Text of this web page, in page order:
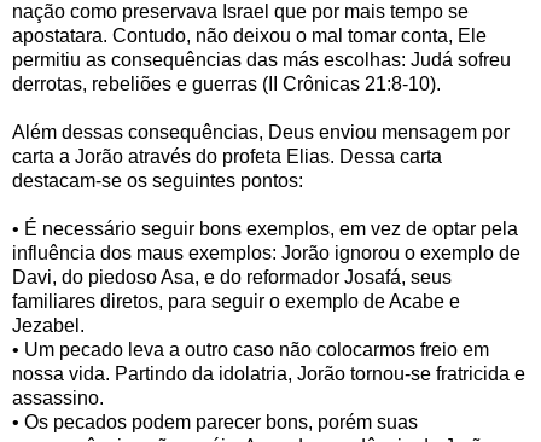
nação como preservava Israel que por mais tempo se
apostatara. Contudo, não deixou o mal tomar conta, Ele
permitiu as consequências das más escolhas: Judá sofreu
derrotas, rebeliões e guerras (II Crônicas 21:8-10).
Além dessas consequências, Deus enviou mensagem por
carta a Jorão através do profeta Elias. Dessa carta
destacam-se os seguintes pontos:
• É necessário seguir bons exemplos, em vez de optar pela
influência dos maus exemplos: Jorão ignorou o exemplo de
Davi, do piedoso Asa, e do reformador Josafá, seus
familiares diretos, para seguir o exemplo de Acabe e
Jezabel.
• Um pecado leva a outro caso não colocarmos freio em
nossa vida. Partindo da idolatria, Jorão tornou-se fratricida e
assassino.
• Os pecados podem parecer bons, porém suas